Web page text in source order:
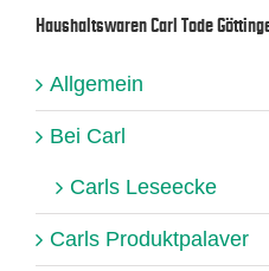
Haushaltswaren Carl Tode
Allgemein
Bei Carl
Carls Leseecke
Carls Produktpalaver